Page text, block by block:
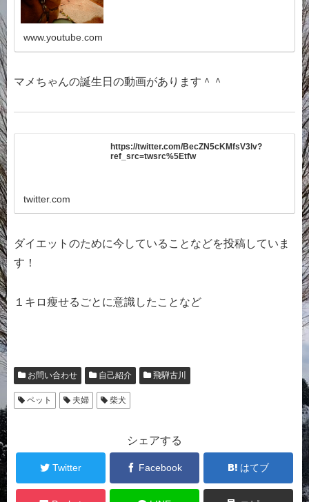
www.youtube.com
マメちゃんの誕生日の動画があります＾＾
https://twitter.com/BecZN5cKMfsV3lv?
ref_src=twsrc%5Etfw
twitter.com
ダイエットのために今していることなどを投稿していま
す！
１キロ瘦せるごとに意識したことなど
お問い合わせ 自己紹介 飛騨古川
ペット 夫婦 柴犬
シェアする
Twitter Facebook はてブ